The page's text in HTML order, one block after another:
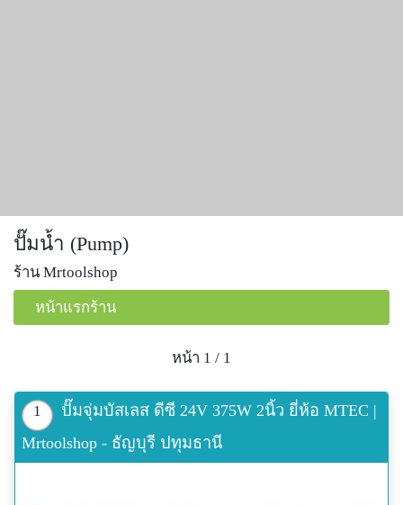
ปั๊มน้ำ (Pump)
ร้าน Mrtoolshop
หน้าแรกร้าน
หน้า 1 / 1
1
ปั๊มจุ่มบัสเลส ดีซี 24V 375W 2นิ้ว ยี่ห้อ MTEC |
Mrtoolshop - ธัญบุรี ปทุมธานี